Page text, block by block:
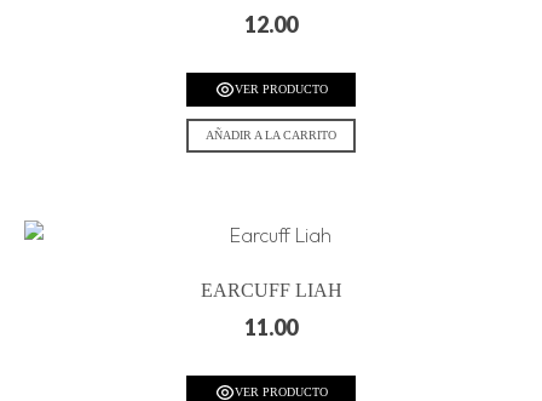
12.00
VER PRODUCTO
AÑADIR A LA CARRITO
EARCUFF LIAH
11.00
VER PRODUCTO